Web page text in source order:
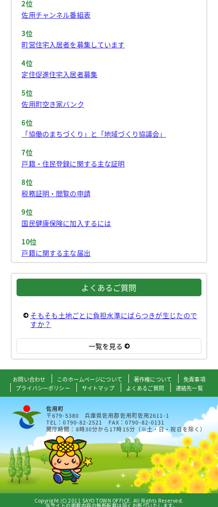
2位
佐用チャンネル番組表
3位
町営住宅入居者を募集しています
4位
定住促進住宅入居者募集
5位
佐用町空き家バンク
6位
「協働のまちづくり」と「地域づくり協議会」
7位
戸籍・住民登録に関する主な証明
8位
税務証明・閲覧の申請
9位
国民健康保険に加入するには
10位
戸籍に関する主な届出
よくあるご質問
そもそも土地ごとに負担水準にばらつきが生じたので
すか？
一覧を見る
お問い合わせ このホームページについて 著作権について
免責事項
プライバシーポリシー
サイトマップ よくあるご質問 連絡先一覧
佐用町
〒679-5380 兵庫県佐用郡佐用町佐用2611-1
TEL：0790-82-2521 FAX：0790-82-0131
開庁時間：8時30分から17時15分（※土・日・祝日を除く）
Copyright (C) 2011 SAYO TOWN OFFICE. All Rights Reserved.
当サイトの掲載内容の無断転載は固くお断りいたします。